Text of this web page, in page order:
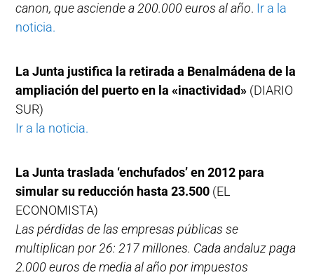
canon, que asciende a 200.000 euros al año. Ir a la
noticia.
La Junta justifica la retirada a Benalmádena de la
ampliación del puerto en la «inactividad» (DIARIO
SUR)
Ir a la noticia.
La Junta traslada ‘enchufados’ en 2012 para
simular su reducción hasta 23.500 (EL
ECONOMISTA)
Las pérdidas de las empresas públicas se
multiplican por 26: 217 millones. Cada andaluz paga
2.000 euros de media al año por impuestos